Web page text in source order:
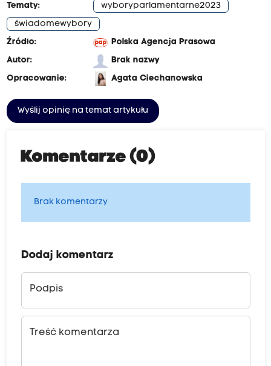
Tematy:
wyboryparlamentarne2023
świadomewybory
Źródło:
Polska Agencja Prasowa
Autor:
Brak nazwy
Opracowanie:
Agata Ciechanowska
Wyślij opinię na temat artykułu
Komentarze (0)
Brak komentarzy
Dodaj komentarz
Podpis
Treść komentarza